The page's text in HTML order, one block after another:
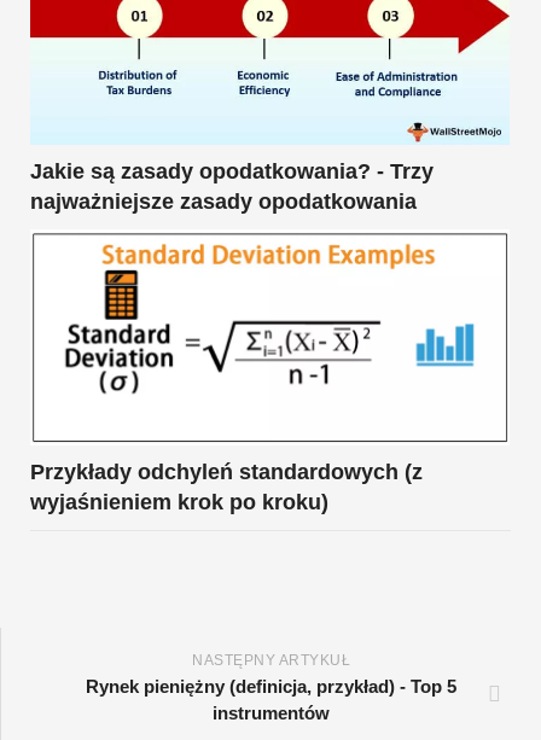
Jakie są zasady opodatkowania? - Trzy
najważniejsze zasady opodatkowania
Przykłady odchyleń standardowych (z
wyjaśnieniem krok po kroku)
NASTĘPNY ARTYKUŁ
Rynek pieniężny (definicja, przykład) - Top 5
instrumentów